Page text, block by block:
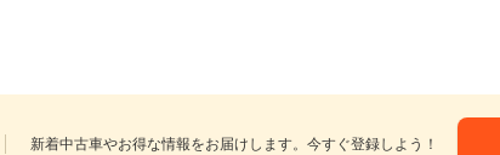
新着中古車やお得な情報をお届けします。今すぐ登録しよう！